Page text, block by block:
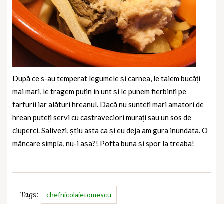
După ce s-au temperat legumele și carnea, le taiem bucăți
mai mari, le tragem puțin in unt și le punem fierbinți pe
farfurii iar alături hreanul. Dacă nu sunteți mari amatori de
hrean puteți servi cu castraveciori murați sau un sos de
ciuperci. Salivezi, știu asta ca și eu deja am gura inundata. O
mâncare simpla, nu-i așa?! Pofta buna și spor la treaba!
Tags: chefnicolaietomescu